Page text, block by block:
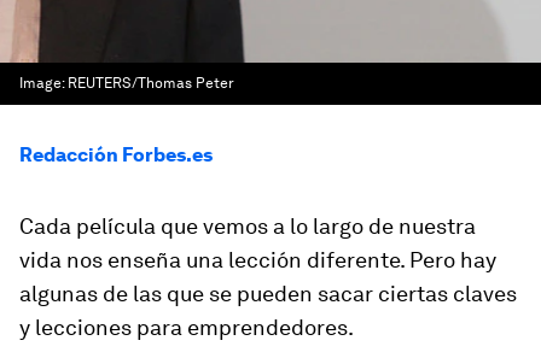
Image: REUTERS/Thomas Peter
Redacción Forbes.es
Cada película que vemos a lo largo de nuestra
vida nos enseña una lección diferente. Pero hay
algunas de las que se pueden sacar ciertas claves
y lecciones para emprendedores.